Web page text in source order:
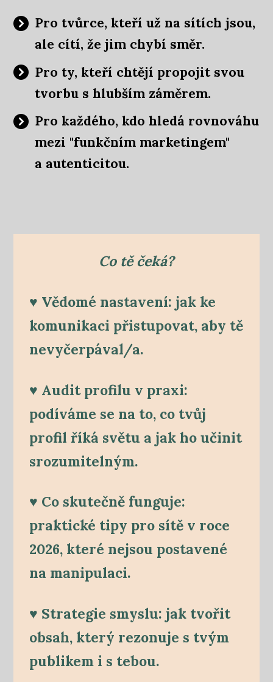
Pro tvůrce, kteří už na sítích jsou,
ale cítí, že jim chybí směr.
Pro ty, kteří chtějí propojit svou
tvorbu s hlubším záměrem.
Pro každého, kdo hledá rovnováhu
mezi "funkčním marketingem"
a autenticitou.
Co tě čeká?
♥ Vědomé nastavení: jak ke
komunikaci přistupovat, aby tě
nevyčerpával/a.
♥ Audit profilu v praxi:
podíváme se na to, co tvůj
profil říká světu a jak ho učinit
srozumitelným.
♥ Co skutečně funguje:
praktické tipy pro sítě v roce
2026, které nejsou postavené
na manipulaci.
♥ Strategie smyslu: jak tvořit
obsah, který rezonuje s tvým
publikem i s tebou.